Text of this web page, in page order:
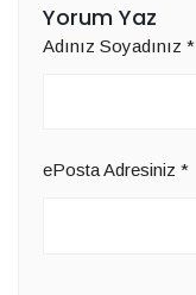
Yorum Yaz
Adınız Soyadınız *
ePosta Adresiniz *